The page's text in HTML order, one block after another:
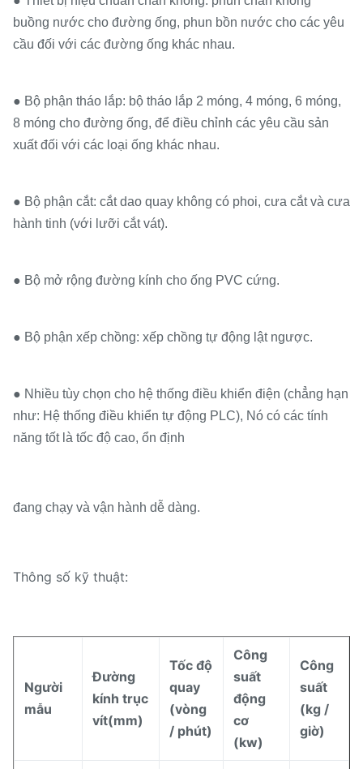
buồng nước cho đường ống, phun bồn nước cho các yêu
cầu đối với các đường ống khác nhau.
● Bộ phận tháo lắp: bộ tháo lắp 2 móng, 4 móng, 6 móng,
8 móng cho đường ống, để điều chỉnh các yêu cầu sản
xuất đối với các loại ống khác nhau.
● Bộ phận cắt: cắt dao quay không có phoi, cưa cắt và cưa
hành tinh (với lưỡi cắt vát).
● Bộ mở rộng đường kính cho ống PVC cứng.
● Bộ phận xếp chồng: xếp chồng tự động lật ngược.
● Nhiều tùy chọn cho hệ thống điều khiển điện (chẳng hạn
như: Hệ thống điều khiển tự động PLC), Nó có các tính
năng tốt là tốc độ cao, ổn định
đang chạy và vận hành dễ dàng.
Thông số kỹ thuật:
Người
mẫu
Đường
kính trục
vít(mm)
Tốc độ
quay
(vòng
/ phút)
Công
suất
động
cơ
(kw)
Công
suất
(kg /
giờ)